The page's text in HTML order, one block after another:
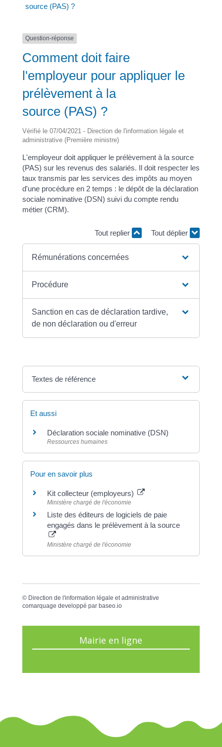
source (PAS) ?
Question-réponse
Comment doit faire
l'employeur pour appliquer le
prélèvement à la
source (PAS) ?
Vérifié le 07/04/2021 - Direction de l'information légale et
administrative (Première ministre)
L'employeur doit appliquer le prélèvement à la source
(PAS) sur les revenus des salariés. Il doit respecter les
taux transmis par les services des impôts au moyen
d'une procédure en 2 temps : le dépôt de la déclaration
sociale nominative (DSN) suivi du compte rendu
métier (CRM).
Tout replier Tout déplier
Rémunérations concernées
Procédure
Sanction en cas de déclaration tardive,
de non déclaration ou d'erreur
Textes de référence
Et aussi
Déclaration sociale nominative (DSN)
Ressources humaines
Pour en savoir plus
Kit collecteur (employeurs)
Ministère chargé de l'économie
Liste des éditeurs de logiciels de paie
engagés dans le prélèvement à la source
Ministère chargé de l'économie
© Direction de l'information légale et administrative
comarquage developpé par baseo.io
Mairie en ligne